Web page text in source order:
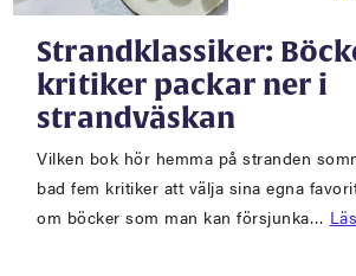
Strandklassiker:
kritiker packar ner i
strandväskan
Vilken bok hör hemma på stranden
bad fem kritiker att välja sina egna
om böcker som man kan försjunka…